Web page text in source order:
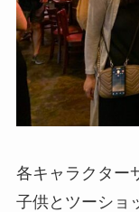
各キャラクター
子供とツーショ